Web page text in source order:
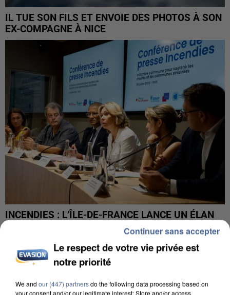
IL TUE SON FILS ET ENVOIE DES PHOTOS À SON
EX-COMPAGNE À NICE
INCENDIES : L’ÎLE-DE-FRANCE LANCE UN ÉLAN
DE SOLIDARITÉ AVEC LES...
Le respect de votre vie privée est
notre priorité
We and our (447) partnersdo the following data processing based on
your consent and/or our legitimate interest: Store and/or access
Continuer sans accepter